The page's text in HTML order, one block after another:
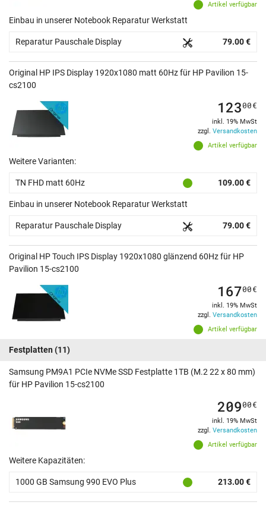
Artikel verfügbar
Einbau in unserer Notebook Reparatur Werkstatt
Reparatur Pauschale Display 79.00 €
Original HP IPS Display 1920x1080 matt 60Hz für HP Pavilion 15-
cs2100
Artikel verfügbar
12300€
inkl. 19% MwSt
zzgl. Versandkosten
Weitere Varianten:
TN FHD matt 60Hz 109.00 €
Einbau in unserer Notebook Reparatur Werkstatt
Reparatur Pauschale Display 79.00 €
Original HP Touch IPS Display 1920x1080 glänzend 60Hz für HP
Pavilion 15-cs2100
Artikel verfügbar
16700€
inkl. 19% MwSt
zzgl. Versandkosten
Festplatten (11)
Samsung PM9A1 PCIe NVMe SSD Festplatte 1TB (M.2 22 x 80 mm)
für HP Pavilion 15-cs2100
Artikel verfügbar
20900€
inkl. 19% MwSt
zzgl. Versandkosten
Weitere Kapazitäten:
1000 GB Samsung 990 EVO Plus 213.00 €